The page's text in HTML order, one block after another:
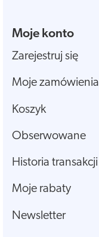
Moje konto
Zarejestruj się
Moje zamówienia
Koszyk
Obserwowane
Historia transakcji
Moje rabaty
Newsletter